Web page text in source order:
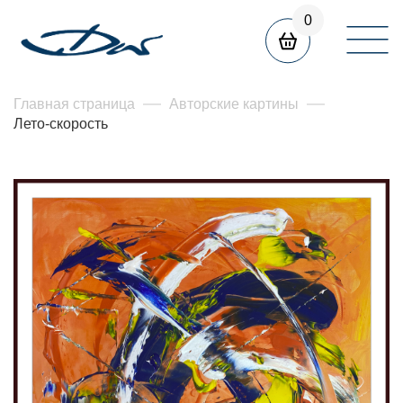
0
Главная страница
Авторские картины
Лето-скорость